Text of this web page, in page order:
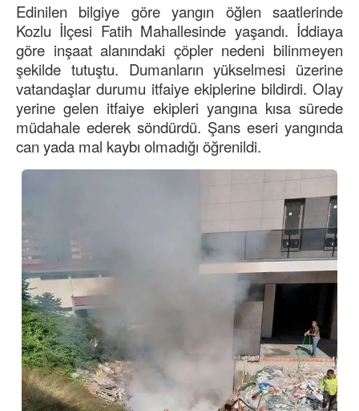
Edinilen bilgiye göre yangın öğlen saatlerinde
Kozlu İlçesi Fatih Mahallesinde yaşandı. İddiaya
göre inşaat alanındaki çöpler nedeni bilinmeyen
şekilde tutuştu. Dumanların yükselmesi üzerine
vatandaşlar durumu itfaiye ekiplerine bildirdi. Olay
yerine gelen itfaiye ekipleri yangına kısa sürede
müdahale ederek söndürdü. Şans eseri yangında
can yada mal kaybı olmadığı öğrenildi.